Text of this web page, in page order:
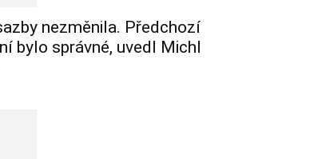
nezměnila. Předchozí
bylo správné, uvedl Michl